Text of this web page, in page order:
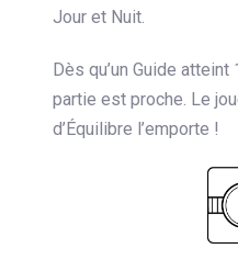
Jour et Nuit.
Dès qu’un Guide
partie est proche. Le
d’Équilibre l’emporte !